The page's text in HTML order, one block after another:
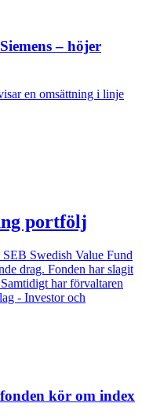
– höjer
en omsättning i linje
portfölj
Swedish Value Fund
drag. Fonden har slagit
har förvaltaren
- Investor och
kör om index